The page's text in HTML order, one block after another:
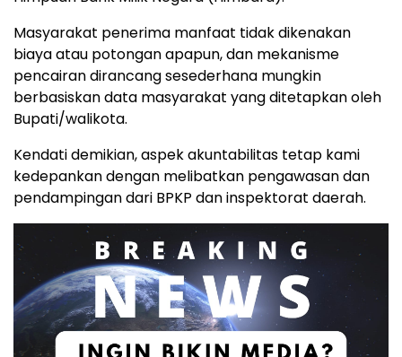
Masyarakat penerima manfaat tidak dikenakan
biaya atau potongan apapun, dan mekanisme
pencairan dirancang sesederhana mungkin
berbasiskan data masyarakat yang ditetapkan oleh
Bupati/walikota.
Kendati demikian, aspek akuntabilitas tetap kami
kedepankan dengan melibatkan pengawasan dan
pendampingan dari BPKP dan inspektorat daerah.